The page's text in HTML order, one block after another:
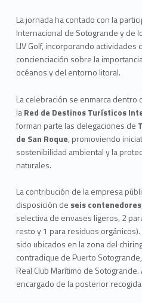
La jornada ha contado con la
Internacional de Sotogrande y de
LIV Golf, incorporando actividades
concienciación sobre la
océanos y del entorno litoral.
La celebración se enmarca dentro
laRed de Destinos Turísticos
forman parte las delegaciones de
de San Roque, promoviendo
sostenibilidad ambiental y la
naturales.
La contribución de la empresa
disposición de seis contenedores
selectiva de envases ligeros, 2
resto y 1 para residuos
sido ubicados en la zona del
contradique de Puerto
Real Club Marítimo de Sotogrande.
encargado de la posterior